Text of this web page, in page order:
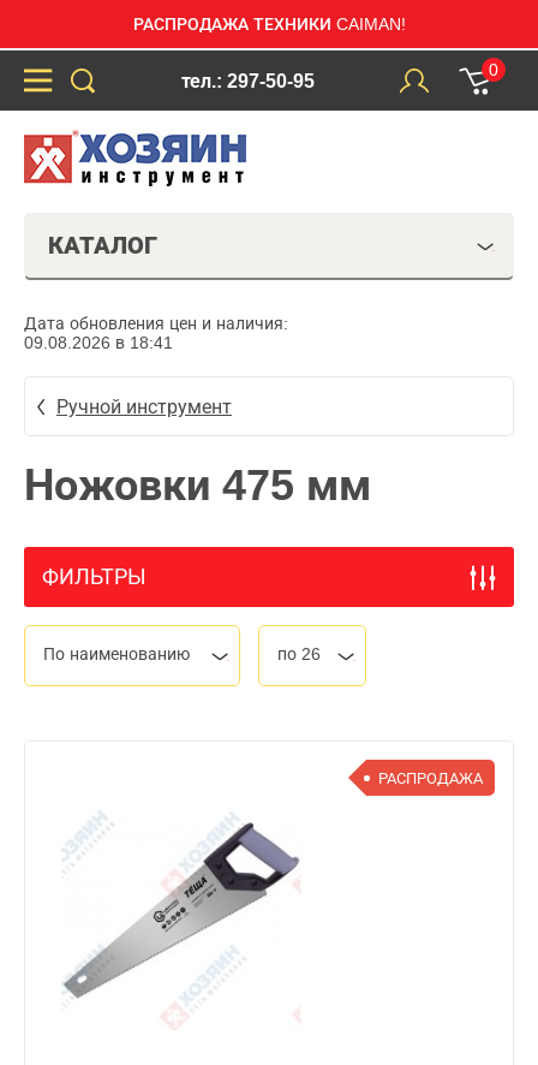
РАСПРОДАЖА ТЕХНИКИ CAIMAN!
тел.: 297-50-95
0
КАТАЛОГ
Дата обновления цен и наличия:
09.08.2026 в 18:41
Ручной инструмент
Ножовки 475 мм
ФИЛЬТРЫ
По наименованию по 26
РАСПРОДАЖА